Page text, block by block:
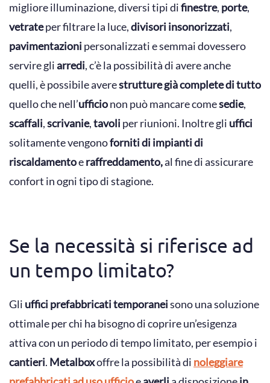
migliore illuminazione, diversi tipi difinestre, porte,
vetrateper filtrare la luce,divisori insonorizzati,
pavimentazionipersonalizzati e semmai dovessero
servire gliarredi, c’è la possibilità di avere anche
quelli, è possibile averestrutture già complete di tutto
quello che nell’ufficionon può mancare comesedie,
scaffali,scrivanie,tavoliper riunioni. Inoltre gli uffici
solitamente vengonoforniti di impianti di
riscaldamentoeraffreddamento,al fine di assicurare
confort in ogni tipo di stagione.
Se la necessità si riferisce ad
un tempo limitato?
Gli uffici prefabbricati temporaneisono una soluzione
ottimale per chi ha bisogno di coprire un’esigenza
attiva con un periodo di tempo limitato, per esempio i
cantieri. Metalboxoffre la possibilità di noleggiare